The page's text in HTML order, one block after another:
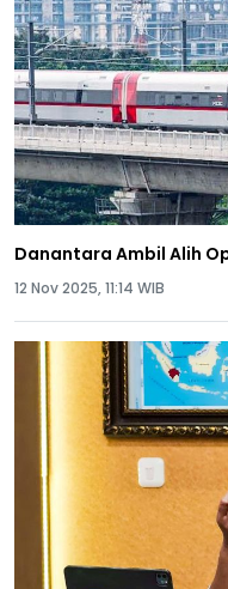
Danantara Ambil Alih
12 Nov 2025, 11:14 WIB